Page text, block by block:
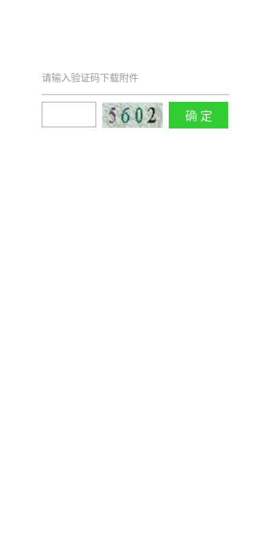
请输入验证码下载附件